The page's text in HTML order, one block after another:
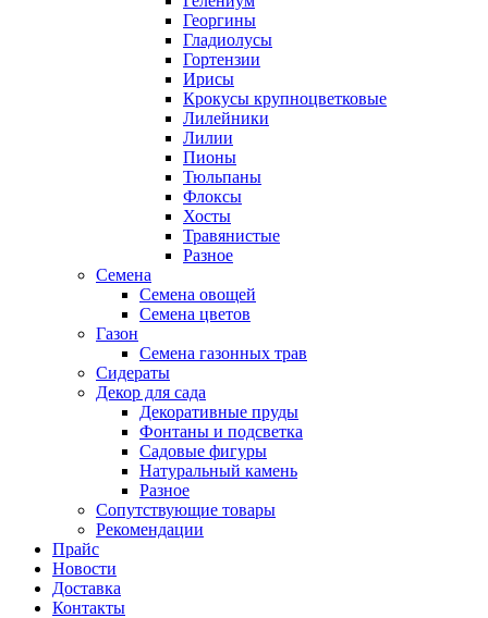
Георгины
Гладиолусы
Гортензии
Ирисы
Крокусы крупноцветковые
Лилейники
Лилии
Пионы
Тюльпаны
Флоксы
Хосты
Травянистые
Разное
Семена
Семена овощей
Семена цветов
Газон
Семена газонных трав
Сидераты
Декор для сада
Декоративные пруды
Фонтаны и подсветка
Садовые фигуры
Натуральный камень
Разное
Сопутствующие товары
Рекомендации
Прайс
Новости
Доставка
Контакты